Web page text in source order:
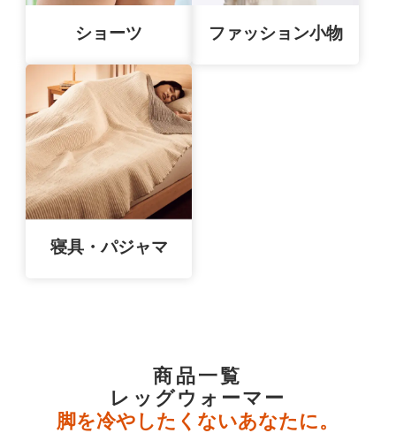
ショーツ ファッション小物
寝具・パジャマ
商品一覧
レッグウォーマー
脚を冷やしたくないあなたに。